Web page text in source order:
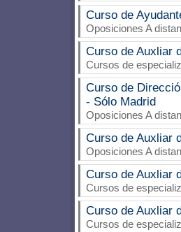
Curso de
Oposiciones A
Curso de Auxliar
Cursos de
Curso de
- Sólo Madrid
Oposiciones A
Curso de Auxliar
Oposiciones A
Curso de Auxliar
Cursos de
Curso de Auxliar
Cursos de